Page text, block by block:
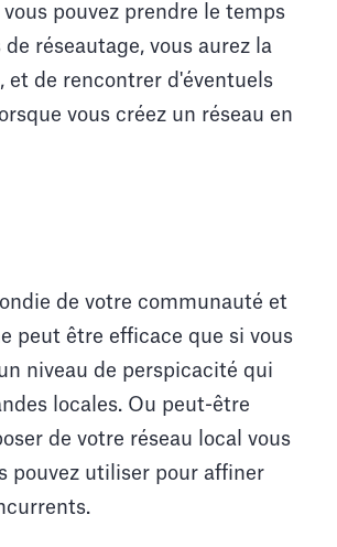
pouvez prendre le temps
réseautage, vous aurez la
et de rencontrer d'éventuels
vous créez un réseau en
de votre communauté et
peut être efficace que si vous
niveau de perspicacité qui
locales. Ou peut-être
de votre réseau local vous
pouvez utiliser pour affiner